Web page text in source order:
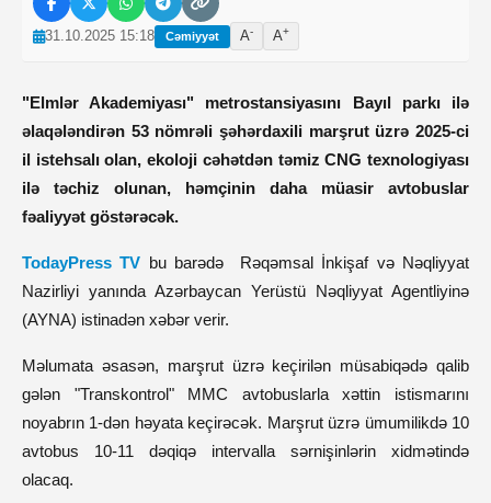
31.10.2025 15:18 Cəmiyyət A- A+
"Elmlər Akademiyası" metrostansiyasını Bayıl parkı ilə
əlaqələndirən 53 nömrəli şəhərdaxili marşrut üzrə 2025-ci
il istehsalı olan, ekoloji cəhətdən təmiz CNG texnologiyası
ilə təchiz olunan, həmçinin daha müasir avtobuslar
fəaliyyət göstərəcək.
TodayPress TV bu barədə Rəqəmsal İnkişaf və Nəqliyyat
Nazirliyi yanında Azərbaycan Yerüstü Nəqliyyat Agentliyinə
(AYNA) istinadən xəbər verir.
Məlumata əsasən, marşrut üzrə keçirilən müsabiqədə qalib
gələn "Transkontrol" MMC avtobuslarla xəttin istismarını
noyabrın 1-dən həyata keçirəcək. Marşrut üzrə ümumilikdə 10
avtobus 10-11 dəqiqə intervalla sərnişinlərin xidmətində
olacaq.